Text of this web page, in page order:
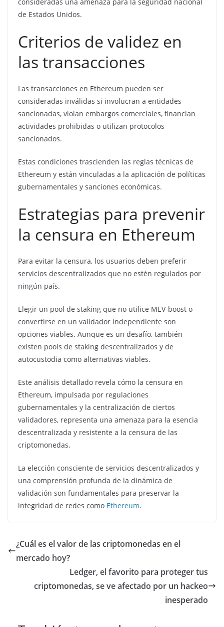
de Estados Unidos.
Criterios de validez en
las transacciones
Las transacciones en Ethereum pueden ser
consideradas inválidas si involucran a entidades
sancionadas, violan embargos comerciales, financian
actividades prohibidas o utilizan protocolos
sancionados.
Estas condiciones trascienden las reglas técnicas de
Ethereum y están vinculadas a la aplicación de políticas
gubernamentales y sanciones económicas.
Estrategias para prevenir
la censura en Ethereum
Para evitar la censura, los usuarios deben preferir
servicios descentralizados que no estén regulados por
ningún país.
Elegir un pool de staking que no utilice MEV-boost o
convertirse en un validador independiente son
opciones viables. Aunque es un desafío, también
existen pools de staking descentralizados y de
autocustodia como alternativas viables.
Este análisis detallado revela cómo la censura en
Ethereum, impulsada por regulaciones
gubernamentales y la centralización de ciertos
validadores, representa una amenaza para la esencia
descentralizada y resistente a la censura de las
criptomonedas.
La elección consciente de servicios descentralizados y
una comprensión profunda de la dinámica de
validación son fundamentales para preservar la
integridad de redes como Ethereum.
¿Cuál es el valor de las criptomonedas en el
mercado hoy?
Ledger, el favorito para proteger tus
criptomonedas, se ve afectado por un hackeo
inesperado